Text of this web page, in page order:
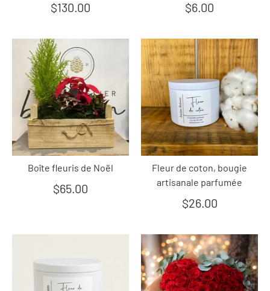
$130.00 $6.00
Boîte fleuris de Noël
$65.00
Fleur de coton, bougie
artisanale parfumée
$26.00